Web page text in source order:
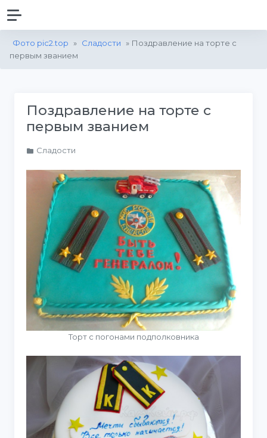
Фото pic2.top » Сладости
» Поздравление на торте с
первым званием
Поздравление на торте с
первым званием
Сладости
Торт с погонами подполковника